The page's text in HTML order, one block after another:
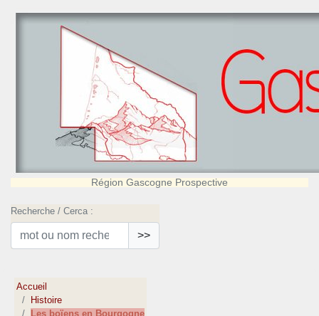
Région Gascogne Prospective
Recherche / Cerca :
>>
Accueil
Histoire
Les boïens en Bourgogne